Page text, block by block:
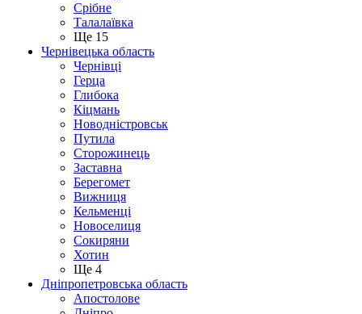
Срібне
Талалаївка
Ще 15
Чернівецька область
Чернівці
Герца
Глибока
Кіцмань
Новодністровськ
Путила
Сторожинець
Заставна
Берегомет
Вижниця
Кельменці
Новоселиця
Сокиряни
Хотин
Ще 4
Дніпропетровська область
Апостолове